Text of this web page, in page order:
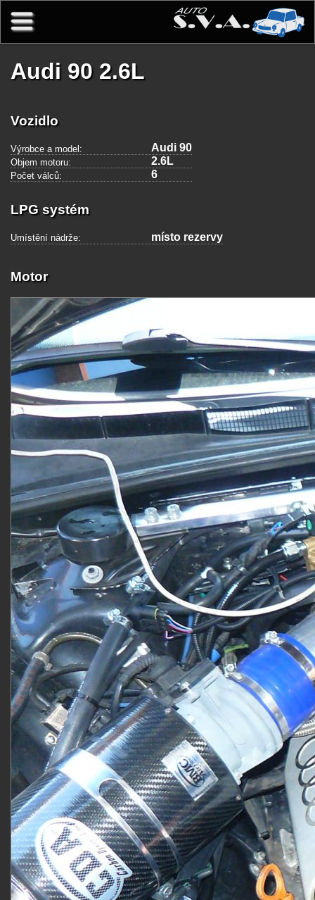
Audi 90 2.6L
Vozidlo
Výrobce a model: Audi 90
Objem motoru: 2.6L
Počet válců: 6
LPG systém
Umístění nádrže: místo rezervy
Motor